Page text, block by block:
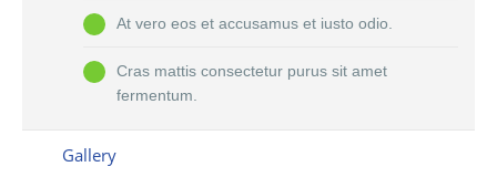
At vero eos et accusamus et iusto odio.
Cras mattis consectetur purus sit amet
fermentum.
Gallery